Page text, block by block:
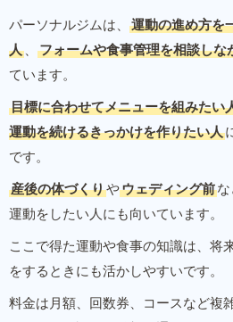
パーソナルジムは、
運動の進め方を
人 、 フォームや食事管理を相談しな
ています。
目標に合わせてメニューを組みたい
運動を続けるきっかけを作りたい人
です。
産後の体づくりやウェディング前
運動をしたい人にも向いています。
ここで得た運動や食事の知識は、将
をするときにも活かしやすいです。
料金は月額、回数券、コースなど複